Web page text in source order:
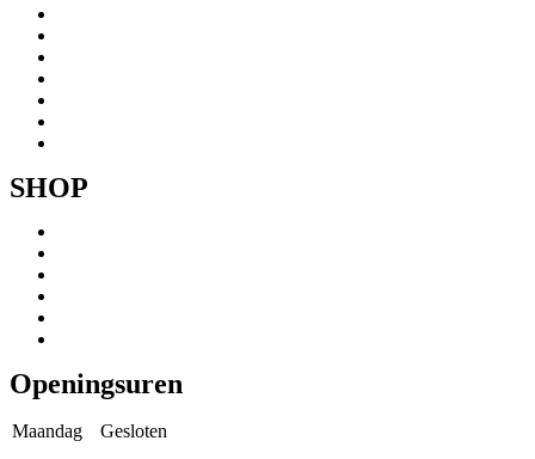
Menu
SHOP
Menu
Openingsuren
Maandag Gesloten